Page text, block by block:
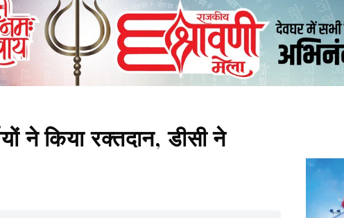
ने किया रक्तदान, डीसी ने